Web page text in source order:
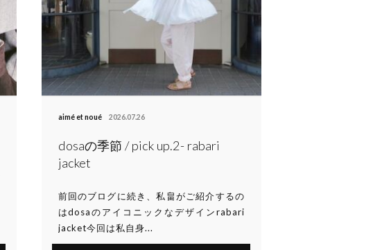
aimé et noué 2026.07.26
dosaの季節 / pick up.2- rabari
jacket
前回のブログに続き、私畠がご紹介するの
はdosaのアイコニックなデザインrabari
jacket今回は私自身...